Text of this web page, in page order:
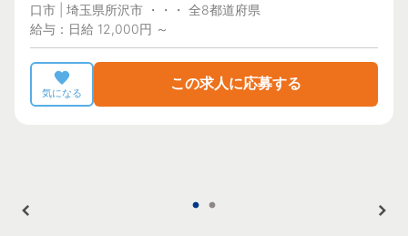
口市 | 埼玉県所沢市 ・・・ 全8都道府県
給与：日給 12,000円 ～
気になる
この求人に応募する